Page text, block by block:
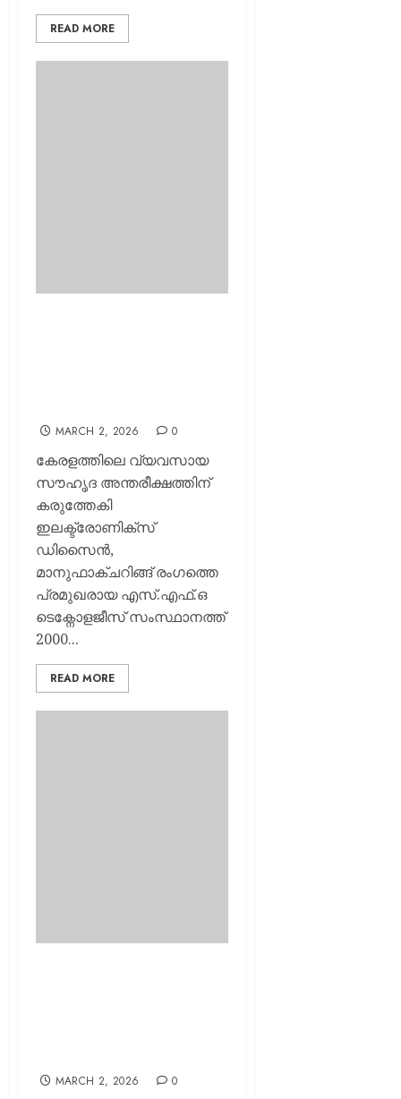
READ MORE
MARCH 2, 2026 0
കേരളത്തിലെ വ്യവസായ
സൗഹൃദ അന്തരീക്ഷത്തിന്
കരുത്തേകി
ഇലക്ട്രോണിക്സ്
ഡിസൈൻ,
മാനുഫാക്ചറിങ്ങ് രംഗത്തെ
പ്രമുഖരായ എസ്.എഫ്.ഒ
ടെക്നോളജീസ് സംസ്ഥാനത്ത്
2000...
READ MORE
MARCH 2, 2026 0